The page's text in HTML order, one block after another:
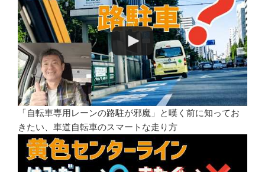
「自転車専用レーンの路駐が邪魔」と嘆く前に知ってお
きたい、車道自転車のスマートな走り方